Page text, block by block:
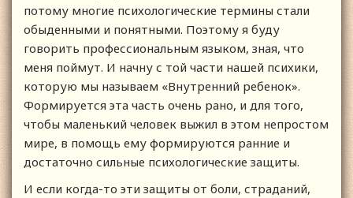
потому многие психологические термины стали
обыденными и понятными. Поэтому я буду
говорить профессиональным языком, зная, что
меня поймут. И начну с той части нашей психики,
которую мы называем «Внутренний ребенок».
Формируется эта часть очень рано, и для того,
чтобы маленький человек выжил в этом непростом
мире, в помощь ему формируются ранние и
достаточно сильные психологические защиты.
И если когда-то эти защиты от боли, страданий,